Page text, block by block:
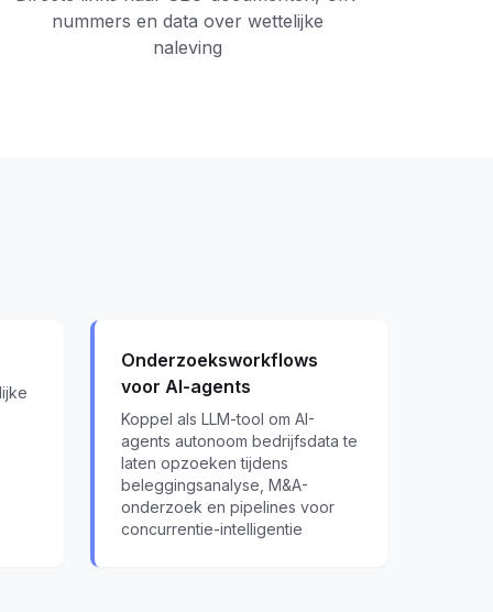
nummers en data over wettelijke
naleving
Onderzoeksworkflows
voor AI-agents
Koppel als LLM-tool om AI-
agents autonoom bedrijfsdata te
laten opzoeken tijdens
beleggingsanalyse, M&A-
onderzoek en pipelines voor
concurrentie-intelligentie